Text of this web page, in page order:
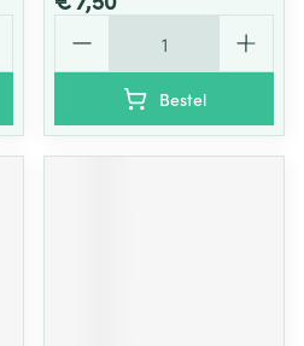
Bestel